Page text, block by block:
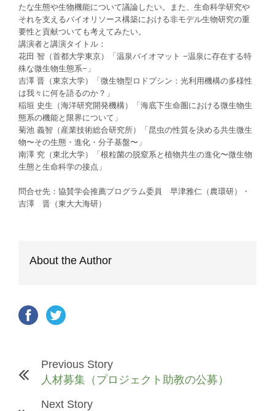
たな生態や生物機能について議論したい。また、生命科学研究や
それを支えるバイオリソース構築における非モデル生物研究の重
要性と貢献ついても考えてみたい。
講演者と講演タイトル：
花田 智（首都大学東京）「温泉バイオマット −温泉に存在する特
殊な微生物生態系−」
吉澤 晋（東京大学）「微生物型ロドプシン：光利用機構の多様性
は我々に何を語るのか？」
稲垣 史生（海洋研究開発機構）「海底下生命圏における微生物生
態系の機能と限界について」
菊池 義智（産業技術総合研究所）「昆虫の性質を決める共生微生
物〜その生態・進化・分子基盤〜」
南澤 究（東北大学）「根粒菌の脱窒系と植物共生の進化〜微生物
生態と生命科学の接点」
問合せ先：協賛学会推薦プログラム委員 早津雅仁（農環研）・
吉澤 晋（東大大海研）
About the Author
Previous Story
人材募集（プロジェクト助教の公募）
Next Story